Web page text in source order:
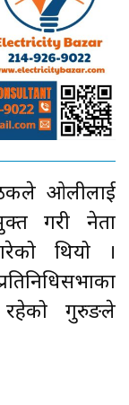
ओलीलाई
मुक्त गरी नेता
थियो ।
रहेको गुरुङले